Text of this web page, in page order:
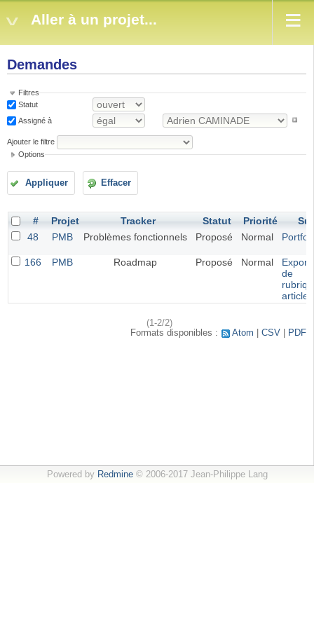
Aller à un projet...
Demandes
Filtres
Statut
Assigné à
Ajouter le filtre
Options
Appliquer Effacer
# Projet Tracker Statut Priorité
48
PMB Problèmes fonctionnels Proposé Normal
166 PMB Roadmap Proposé Normal
de
article
(1-2/2)
Formats disponibles :
Atom CSV PDF
Powered by Redmine© 2006-2017 Jean-Philippe Lang